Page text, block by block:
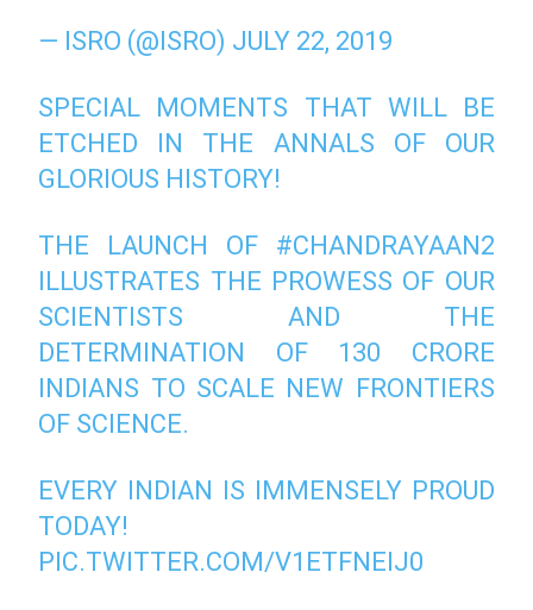
— ISRO (@ISRO) JULY 22, 2019
SPECIAL MOMENTS THAT WILL BE
ETCHED IN THE ANNALS OF OUR
GLORIOUS HISTORY!
THE LAUNCH OF #CHANDRAYAAN2
ILLUSTRATES THE PROWESS OF OUR
SCIENTISTS AND THE
DETERMINATION OF 130 CRORE
INDIANS TO SCALE NEW FRONTIERS
OF SCIENCE.
EVERY INDIAN IS IMMENSELY PROUD
TODAY!
PIC.TWITTER.COM/V1ETFNEIJ0